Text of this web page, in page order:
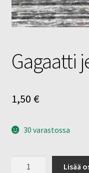
Gagaatti
1,50 €
30 varastossa
Lisää